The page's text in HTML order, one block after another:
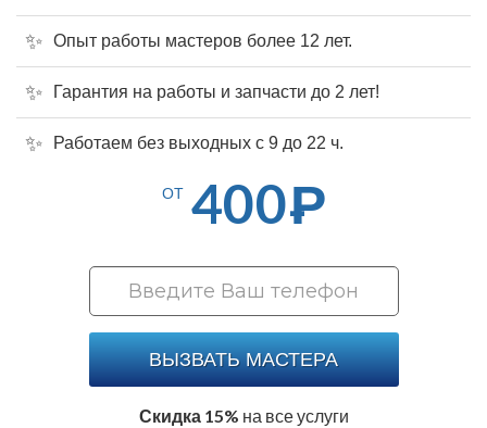
Опыт работы мастеров более 12 лет.
Гарантия на работы и запчасти до 2 лет!
Работаем без выходных с 9 до 22 ч.
ОТ 400Р
ВЫЗВАТЬ МАСТЕРА
Скидка 15% на все услуги